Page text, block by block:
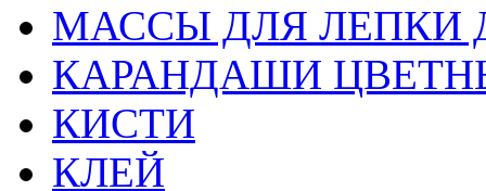
МАССЫ ДЛЯ ЛЕПКИ
КАРАНДАШИ
КИСТИ
КЛЕЙ